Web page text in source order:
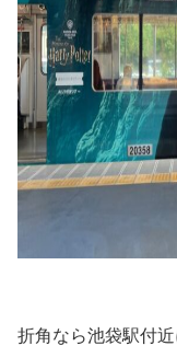
折角なら池袋駅付